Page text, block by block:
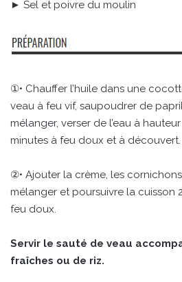
► Sel et poivre du moulin
①• Chauffer l’huile dans une
veau à feu vif, saupoudrer de
mélanger, verser de l’eau à
minutes à feu doux et à découvert.
②• Ajouter la crème, les
mélanger et poursuivre la cuisson
feu doux.
Servir le sauté de veau
fraîches ou de riz.